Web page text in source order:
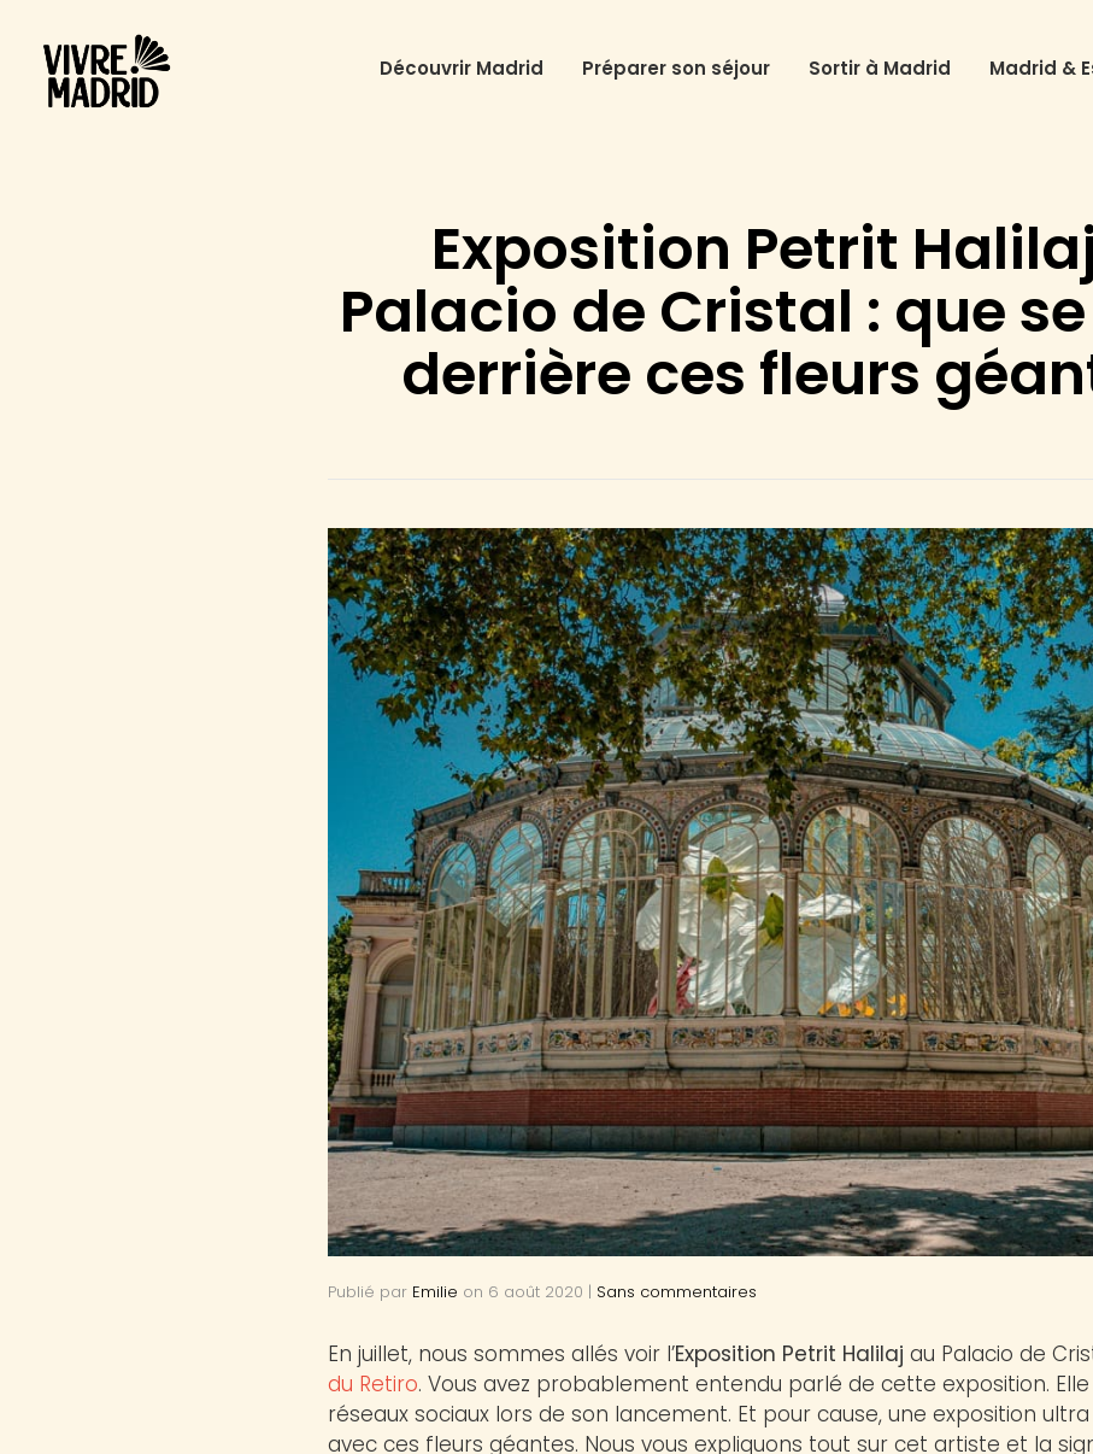
Découvrir Madrid Préparer son séjour Sortir à Madrid Madrid &
Exposition Petrit
Palacio de Cristal : que
derrière ces fleurs
Publié par Emilie on 6 août 2020 | Sans commentaires
En juillet, nous sommes allés voir l’Exposition Petrit Halilaj au Palacio de
du Retiro. Vous avez probablement entendu parlé de cette exposition.
réseaux sociaux lors de son lancement. Et pour cause, une exposition
avec ces fleurs géantes. Nous vous expliquons tout sur cet artiste et la